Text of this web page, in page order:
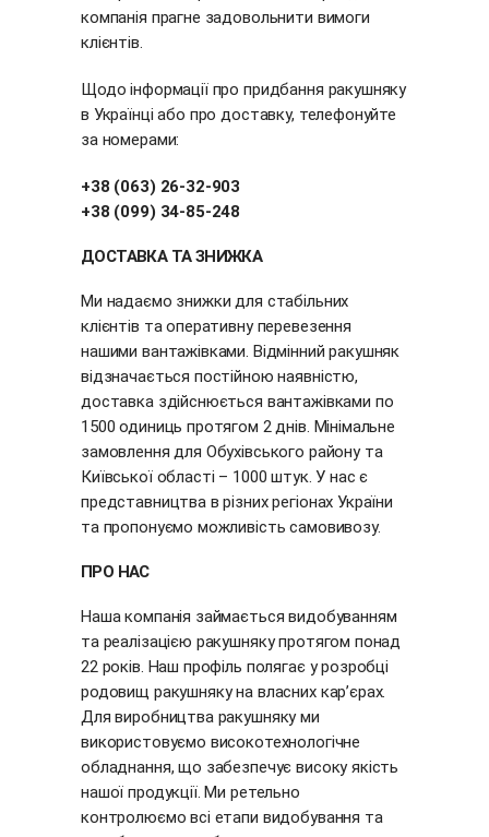
компанія прагне задовольнити вимоги
клієнтів.
Щодо інформації про придбання ракушняку
в Українці або про доставку, телефонуйте
за номерами:
+38 (063) 26-32-903
+38 (099) 34-85-248
ДОСТАВКА ТА ЗНИЖКА
Ми надаємо знижки для стабільних
клієнтів та оперативну перевезення
нашими вантажівками. Відмінний ракушняк
відзначається постійною наявністю,
доставка здійснюється вантажівками по
1500 одиниць протягом 2 днів. Мінімальне
замовлення для Обухівського району та
Київської області – 1000 штук. У нас є
представництва в різних регіонах України
та пропонуємо можливість самовивозу.
ПРО НАС
Наша компанія займається видобуванням
та реалізацією ракушняку протягом понад
22 років. Наш профіль полягає у розробці
родовищ ракушняку на власних кар’єрах.
Для виробництва ракушняку ми
використовуємо високотехнологічне
обладнання, що забезпечує високу якість
нашої продукції. Ми ретельно
контролюємо всі етапи видобування та